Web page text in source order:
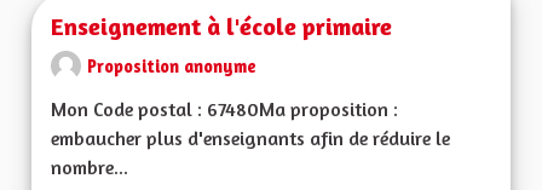
Enseignement à l'école primaire
Proposition anonyme
Mon Code postal : 67480Ma proposition :
embaucher plus d'enseignants afin de réduire le
nombre...